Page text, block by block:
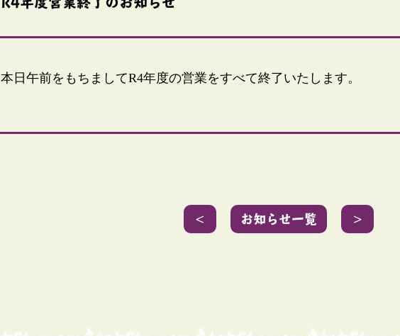
本日午前をもちましてR4年度の営業をすべて終了いたします。
＜ お知らせ一覧 ＞